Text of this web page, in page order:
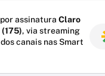
assinatura Claro
(175), via streaming
canais nas Smart